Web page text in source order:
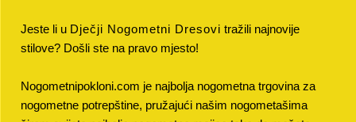
Jeste li u Dječji Nogometni Dresovi tražili najnovije
stilove? Došli ste na pravo mjesto!
Nogometnipokloni.com je najbolja nogometna trgovina za
nogometne potrepštine, pružajući našim nogometašima